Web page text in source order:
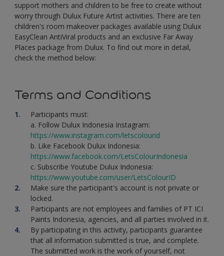
support mothers and children to be free to create without
worry through Dulux Future Artist activities. There are ten
children's room makeover packages available using Dulux
EasyClean AntiViral products and an exclusive Far Away
Places package from Dulux. To find out more in detail,
check the method below:
Terms and Conditions
Participants must:
a. Follow Dulux Indonesia Instagram:
https://www.instagram.com/letscolourid
b. Like Facebook Dulux Indonesia:
https://www.facebook.com/LetsColourIndonesia
c. Subscribe Youtube Dulux Indonesia:
https://www.youtube.com/user/LetsColourID
Make sure the participant's account is not private or
locked.
Participants are not employees and families of PT ICI
Paints Indonesia, agencies, and all parties involved in it.
By participating in this activity, participants guarantee
that all information submitted is true, and complete.
The submitted work is the work of yourself, not